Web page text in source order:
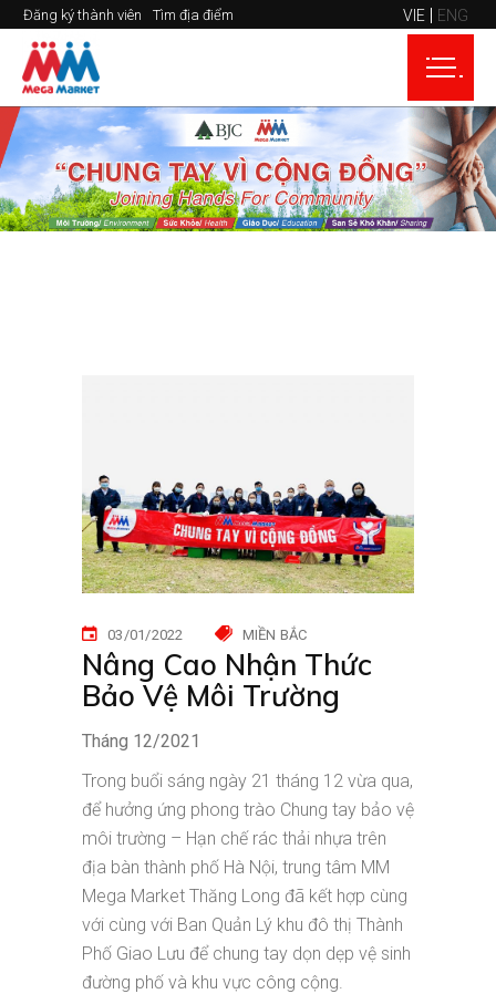
Đăng ký thành viên Tìm địa điểm VIE ENG
03/01/2022 MIỀN BẮC
Nâng Cao Nhận Thức
Bảo Vệ Môi Trường
Tháng 12/2021
Trong buổi sáng ngày 21 tháng 12 vừa qua,
để hưởng ứng phong trào Chung tay bảo vệ
môi trường – Hạn chế rác thải nhựa trên
địa bàn thành phố Hà Nội, trung tâm MM
Mega Market Thăng Long đã kết hợp cùng
với cùng với Ban Quản Lý khu đô thị Thành
Phố Giao Lưu để chung tay dọn dẹp vệ sinh
đường phố và khu vực công cộng.